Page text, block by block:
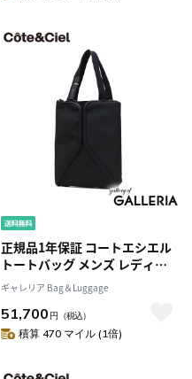
正規品1年保証 コートエシエル
トートバッグ メンズ レディー
ス A4 Cote&Ciel バッグ 軽量 ブ
ランド 縦型 縦 カジュアル ナイ
ロン 11L 軽い Tib Carbon
29199
ギャレリア Bag＆Luggage
51,700 円 （税込）
積算 470 マイル (1倍)